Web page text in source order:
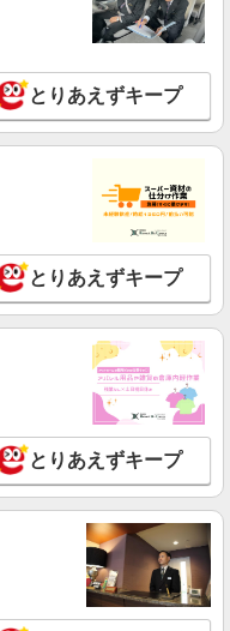
とりあえずキープ
とりあえずキープ
とりあえずキープ